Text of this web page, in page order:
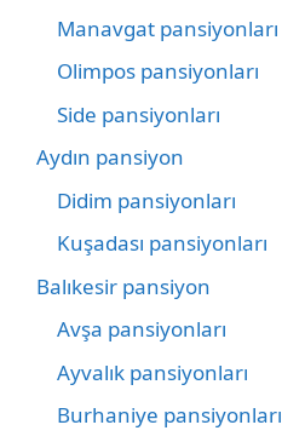
Manavgat pansiyonları
Olimpos pansiyonları
Side pansiyonları
Aydın pansiyon
Didim pansiyonları
Kuşadası pansiyonları
Balıkesir pansiyon
Avşa pansiyonları
Ayvalık pansiyonları
Burhaniye pansiyonları